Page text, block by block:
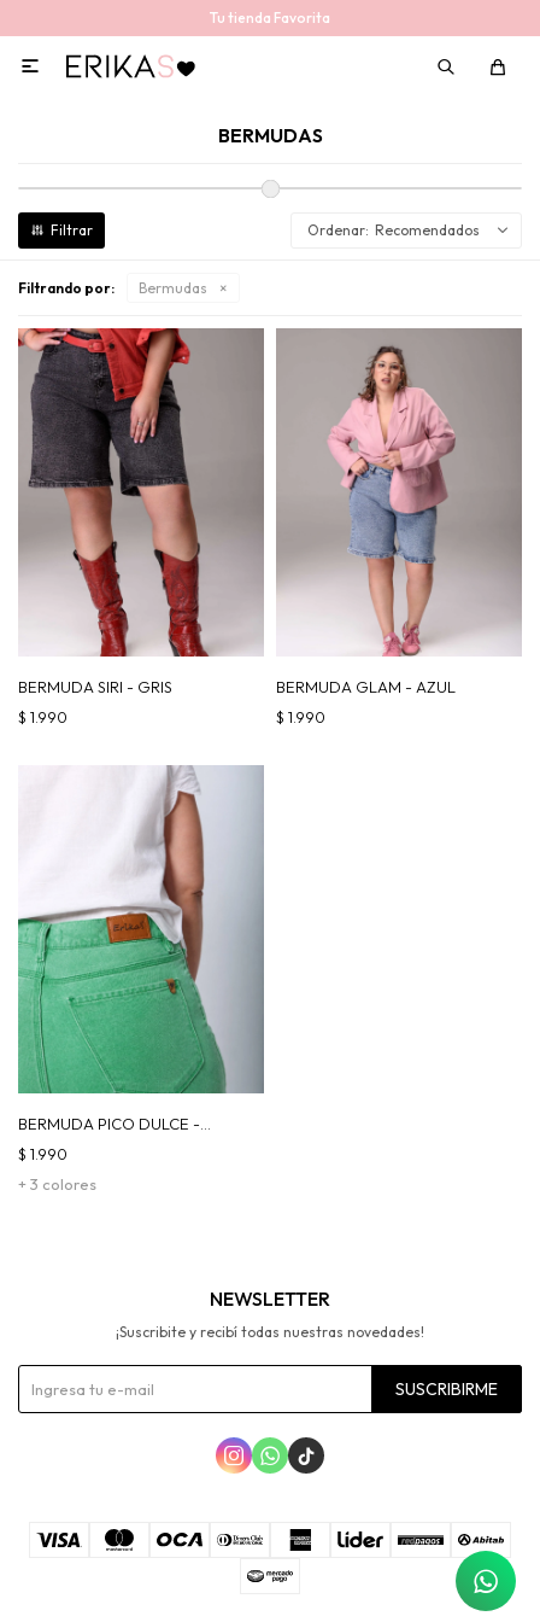
Tu tienda Favorita

BERMUDAS
Recomendados
Filtrando por: Bermudas
BERMUDA SIRI - GRIS
$ 1.990
BERMUDA GLAM - AZUL
$ 1.990
BERMUDA PICO DULCE -
VERDE
+ 3 colores
$ 1.990
NEWSLETTER
¡Suscribite y recibí todas nuestras novedades!
SUSCRIBIRME
  